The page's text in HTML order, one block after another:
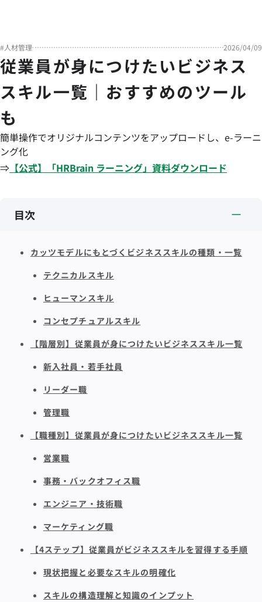
#人材管理 2026/04/09
従業員が身につけたいビジネス
スキル一覧｜おすすめのツール
も
簡単操作でオリジナルコンテンツをアップロードし、e-ラーニ
ング化
⇒ 【公式】「HRBrain ラーニング」資料ダウンロード
目次
カッツモデルにもとづくビジネススキルの種類・一覧
テクニカルスキル
ヒューマンスキル
コンセプチュアルスキル
【階層別】従業員が身につけたいビジネススキル一覧
新入社員・若手社員
リーダー職
管理職
【職種別】従業員が身につけたいビジネススキル一覧
営業職
事務・バックオフィス職
エンジニア・技術職
マーケティング職
【4ステップ】従業員がビジネススキルを習得する手順
現状把握と必要なスキルの明確化
スキルの構造理解と知識のインプット